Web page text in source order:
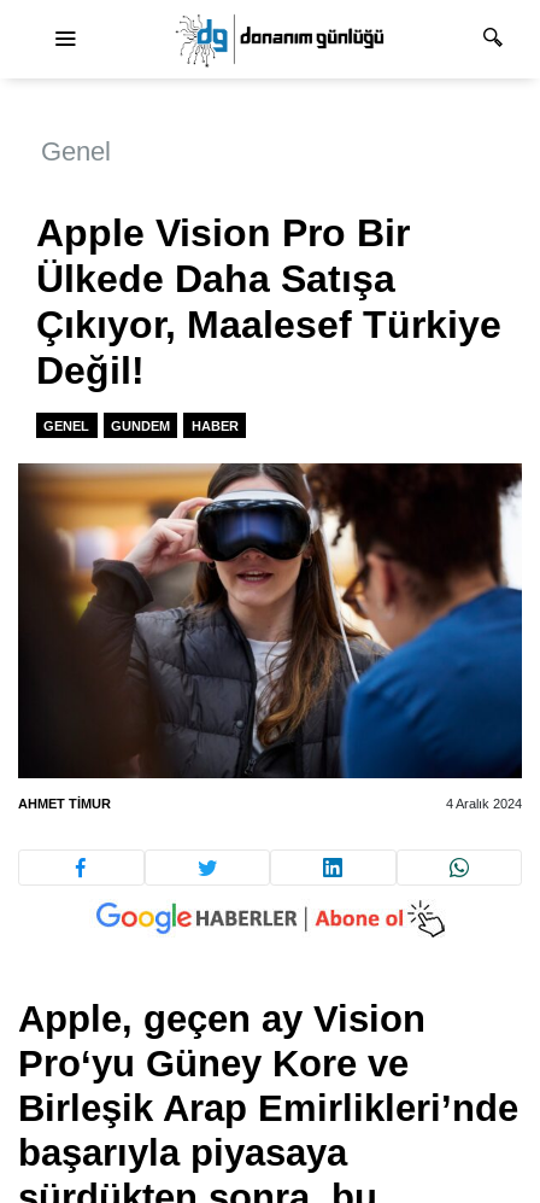
Genel
Apple Vision Pro Bir
Ülkede Daha Satışa
Çıkıyor, Maalesef Türkiye
Değil!
GENEL GUNDEM HABER
AHMET TIMUR 4 Aralık 2024
Apple, geçen ay Vision
Pro‘yu Güney Kore ve
Birleşik Arap Emirlikleri’nde
başarıyla piyasaya